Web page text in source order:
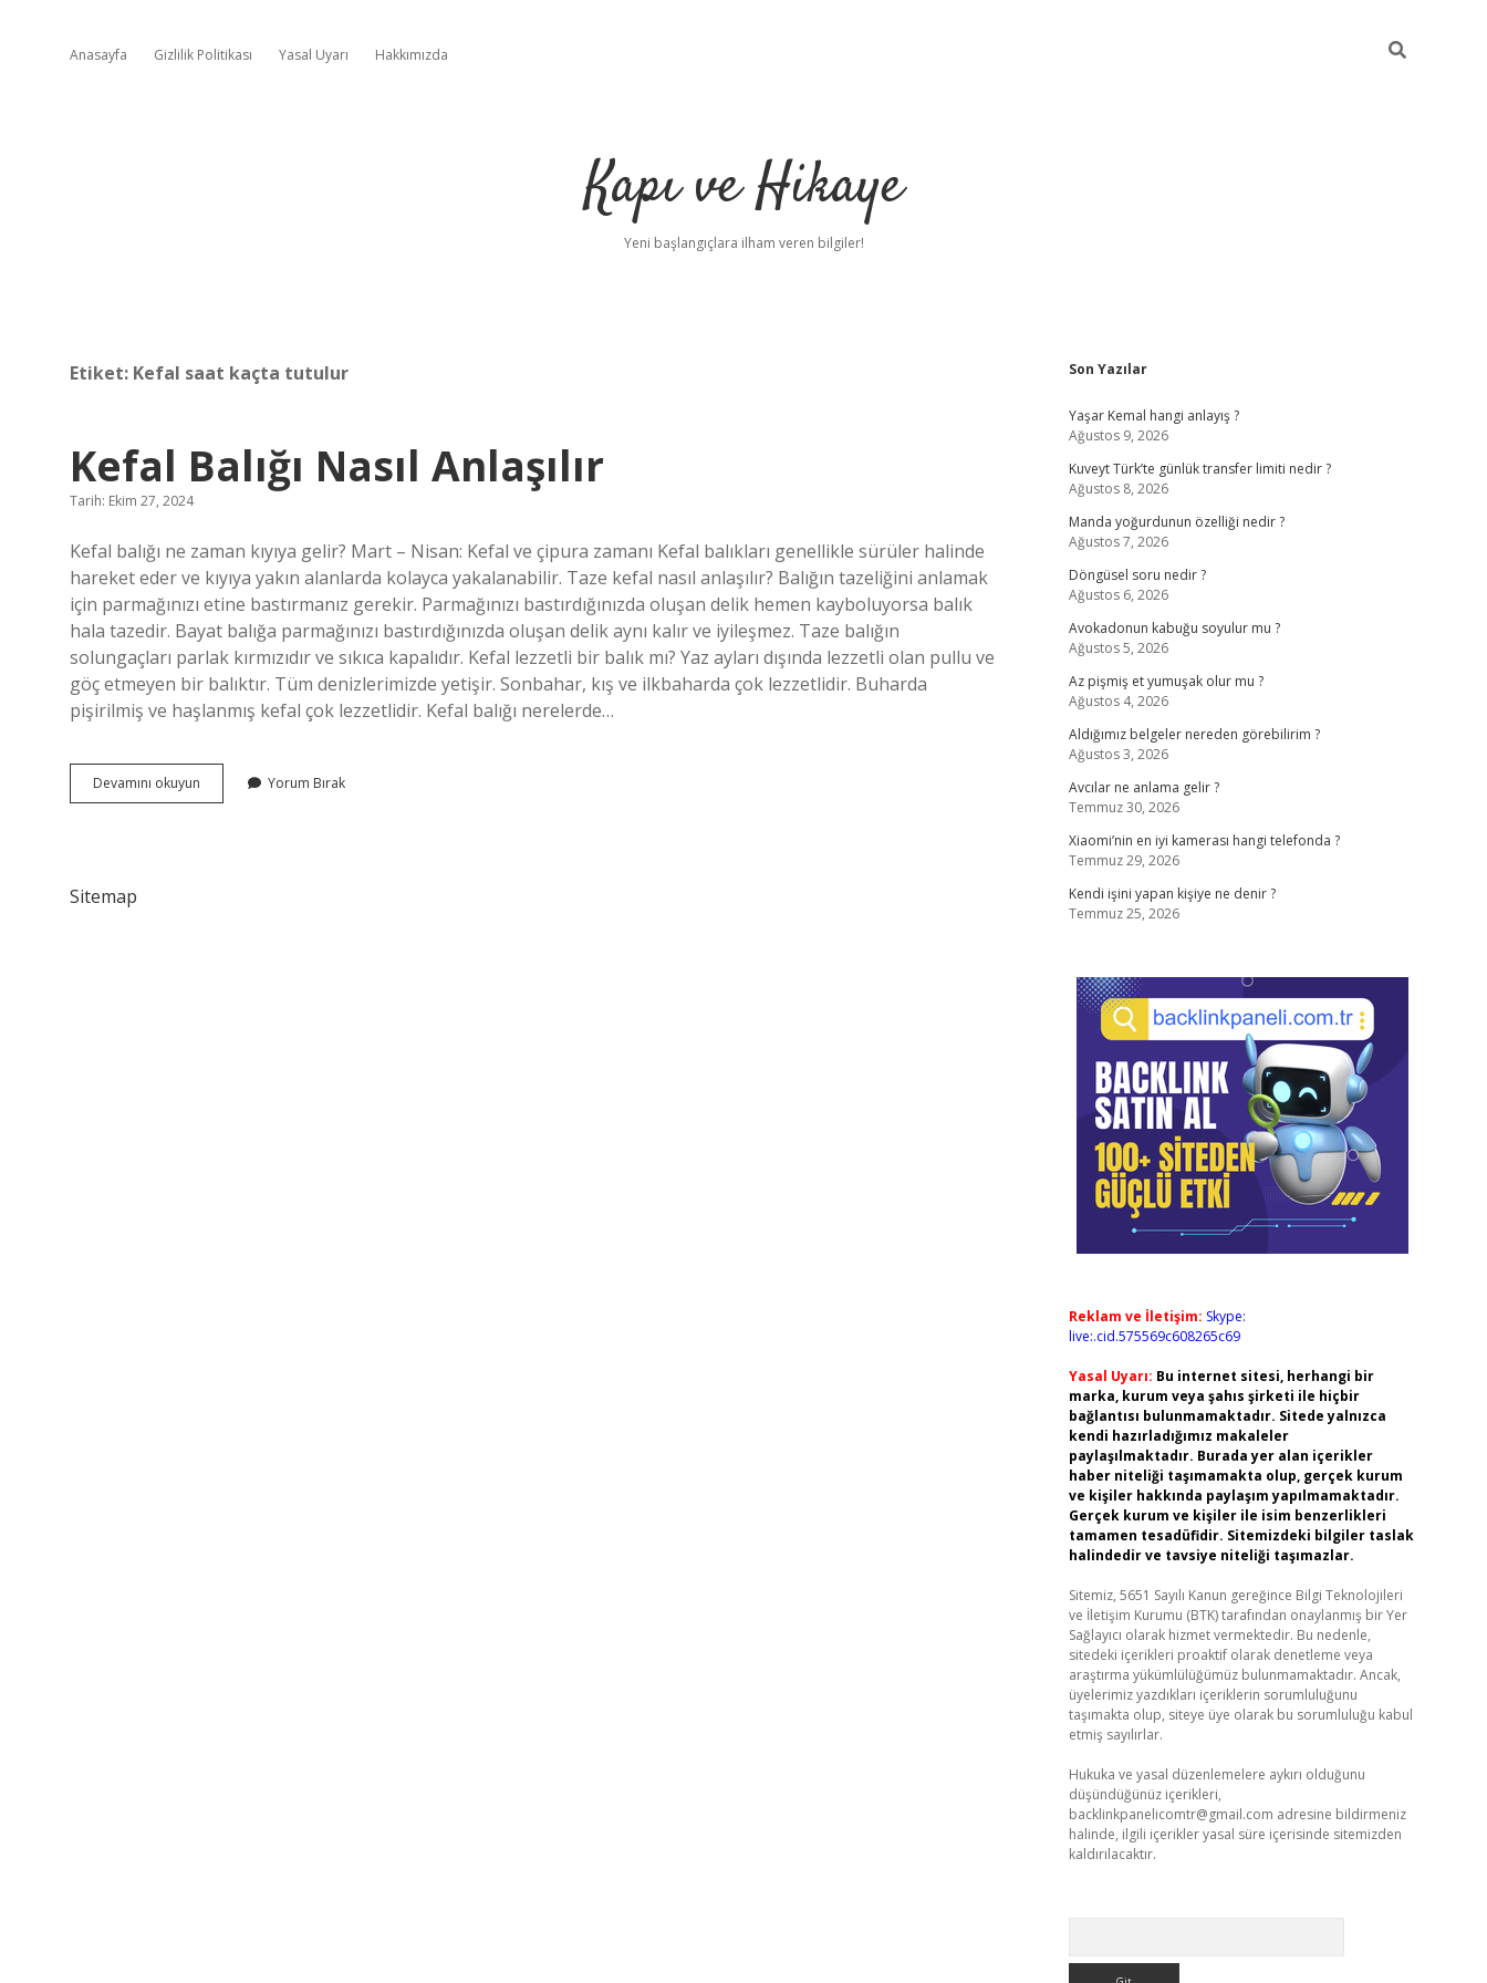
Anasayfa Gizlilik Politikası Yasal Uyarı Hakkımızda
Kapı ve Hikaye
Yeni başlangıçlara ilham veren bilgiler!
Etiket: Kefal saat kaçta tutulur
Kefal Balığı Nasıl Anlaşılır
Tarih: Ekim 27, 2024
Kefal balığı ne zaman kıyıya gelir? Mart – Nisan: Kefal ve çipura zamanı Kefal balıkları genellikle sürüler halinde
hareket eder ve kıyıya yakın alanlarda kolayca yakalanabilir. Taze kefal nasıl anlaşılır? Balığın tazeliğini anlamak
için parmağınızı etine bastırmanız gerekir. Parmağınızı bastırdığınızda oluşan delik hemen kayboluyorsa balık
hala tazedir. Bayat balığa parmağınızı bastırdığınızda oluşan delik aynı kalır ve iyileşmez. Taze balığın
solungaçları parlak kırmızıdır ve sıkıca kapalıdır. Kefal lezzetli bir balık mı? Yaz ayları dışında lezzetli olan pullu ve
göç etmeyen bir balıktır. Tüm denizlerimizde yetişir. Sonbahar, kış ve ilkbaharda çok lezzetlidir. Buharda
pişirilmiş ve haşlanmış kefal çok lezzetlidir. Kefal balığı nerelerde…
Devamını okuyun
Balığı
Yorum Bırak
Sitemap
Sidebar
Son Yazılar
Yaşar Kemal hangi anlayış ?
Ağustos 9, 2026
Kuveyt Türk’te günlük transfer limiti nedir ?
Ağustos 8, 2026
Manda yoğurdunun özelliği nedir ?
Ağustos 7, 2026
Döngüsel soru nedir ?
Ağustos 6, 2026
Avokadonun kabuğu soyulur mu ?
Ağustos 5, 2026
Az pişmiş et yumuşak olur mu ?
Ağustos 4, 2026
Aldığımız belgeler nereden görebilirim ?
Ağustos 3, 2026
Avcılar ne anlama gelir ?
Temmuz 30, 2026
Xiaomi’nin en iyi kamerası hangi telefonda ?
Temmuz 29, 2026
Kendi işini yapan kişiye ne denir ?
Temmuz 25, 2026
Reklam ve İletişim: Skype:
live:.cid.575569c608265c69
Yasal Uyarı: Bu internet sitesi, herhangi bir
marka, kurum veya şahıs şirketi ile hiçbir
bağlantısı bulunmamaktadır. Sitede yalnızca
kendi hazırladığımız makaleler
paylaşılmaktadır. Burada yer alan içerikler
haber niteliği taşımamakta olup, gerçek kurum
ve kişiler hakkında paylaşım yapılmamaktadır.
Gerçek kurum ve kişiler ile isim benzerlikleri
tamamen tesadüfidir. Sitemizdeki bilgiler taslak
halindedir ve tavsiye niteliği taşımazlar.
Sitemiz, 5651 Sayılı Kanun gereğince Bilgi Teknolojileri
ve İletişim Kurumu (BTK) tarafından onaylanmış bir Yer
Sağlayıcı olarak hizmet vermektedir. Bu nedenle,
sitedeki içerikleri proaktif olarak denetleme veya
araştırma yükümlülüğümüz bulunmamaktadır. Ancak,
üyelerimiz yazdıkları içeriklerin sorumluluğunu
taşımakta olup, siteye üye olarak bu sorumluluğu kabul
etmiş sayılırlar.
Hukuka ve yasal düzenlemelere aykırı olduğunu
düşündüğünüz içerikleri,
backlinkpanelicomtr@gmail.com adresine bildirmeniz
halinde, ilgili içerikler yasal süre içerisinde sitemizden
kaldırılacaktır.